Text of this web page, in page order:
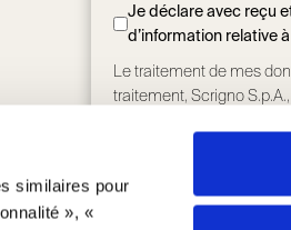
similaires pour
», «
Je déclare avec reçu
d’information relative
Le traitement de mes
traitement, Scrigno
Le traitement de mes